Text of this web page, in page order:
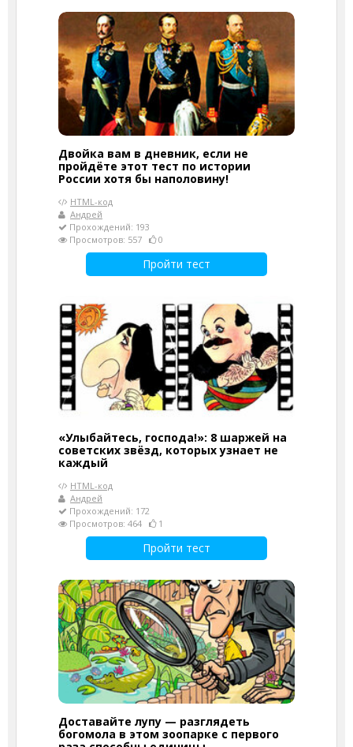
Двойка вам в дневник, если не
пройдёте этот тест по истории
России хотя бы наполовину!
HTML-код
Андрей
Прохождений: 193
Просмотров: 557
0
Пройти тест
«Улыбайтесь, господа!»: 8 шаржей на
советских звёзд, которых узнает не
каждый
HTML-код
Андрей
Прохождений: 172
Просмотров: 464
1
Пройти тест
Доставайте лупу — разглядеть
богомола в этом зоопарке с первого